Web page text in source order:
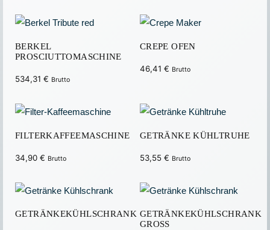
BERKEL
PROSCIUTTOMASCHINE
534,31 € Brutto
CREPE OFEN
46,41 € Brutto
FILTERKAFFEEMASCHINE
34,90 € Brutto
GETRÄNKE KÜHLTRUHE
53,55 € Brutto
GETRÄNKEKÜHLSCHRANK GETRÄNKEKÜHLSCHRANK
GROSS